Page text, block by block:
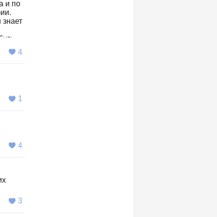
и по
знает
к
4
1
4
3